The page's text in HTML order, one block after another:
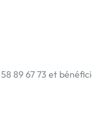
89 67 73 et